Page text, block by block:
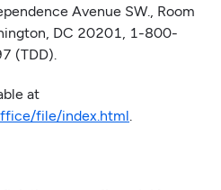
Avenue SW., Room
DC 20201, 1-800-
(TDD).
at
file/index.html